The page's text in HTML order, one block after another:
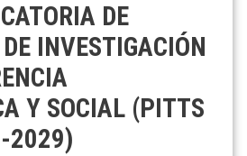
DE
INVESTIGACIÓN
Y SOCIAL (PITTS
2029)